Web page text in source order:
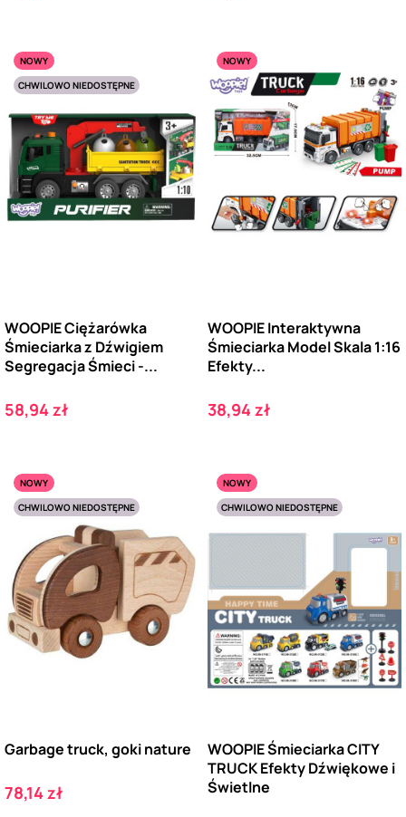
NOWY
CHWILOWO NIEDOSTĘPNE
WOOPIE Ciężarówka
Śmieciarka z Dźwigiem
Segregacja Śmieci -...
Cena
58,94 zł
NOWY
WOOPIE Interaktywna
Śmieciarka Model Skala 1:16
Efekty...
Cena
38,94 zł
NOWY
CHWILOWO NIEDOSTĘPNE
Garbage truck, goki nature
Cena
78,14 zł
NOWY
CHWILOWO NIEDOSTĘPNE
WOOPIE Śmieciarka CITY
TRUCK Efekty Dźwiękowe i
Świetlne